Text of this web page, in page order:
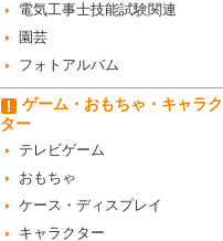
電気工事士技能試験関連
園芸
フォトアルバム
ゲーム・おもちゃ・キャラク
ター
テレビゲーム
おもちゃ
ケース・ディスプレイ
キャラクター